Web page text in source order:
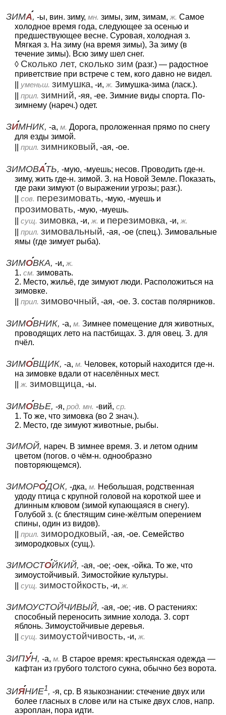
ЗИМА, -ы, вин. зиму, мн. зимы, зим, зимам, ж. Самое
холодное время года, следующее за осенью и
предшествующее весне. Суровая, холодная з.
Мягкая з. На зиму (на время зимы), За зиму (в
течение зимы). Всю зиму шел снег.
◊ Сколько лет, сколько зим (разг.) — радостное
приветствие при встрече с тем, кого давно не видел.
уменьш. зимушка, -и, ж. Зимушка-зима (ласк.).
прил. зимний, -яя, -ее. Зимние виды спорта. По-
зимнему (нареч.) одет.
ЗИМНИК, -а, м. Дорога, проложенная прямо по снегу
для езды зимой.
прил. зимниковый, -ая, -ое.
ЗИМОВАТЬ, -мую, -муешь; несов. Проводить где-н.
зиму, жить где-н. зимой. З. на Новой Земле. Показать,
где раки зимуют (о выражении угрозы; разг.).
сов. перезимовать, -мую, -муешь и
прозимовать, -мую, -муешь.
сущ. зимовка, -и, ж. и перезимовка, -и, ж.
прил. зимовальный, -ая, -ое (спец.). Зимовальные
ямы (где зимует рыба).
ЗИМОВКА, -и, ж.
1. см. зимовать.
2. Место, жильё, где зимуют люди. Расположиться на
зимовке.
прил. зимовочный, -ая, -ое. З. состав полярников.
ЗИМОВНИК, -а, м. Зимнее помещение для животных,
проводящих лето на пастбищах. З. для овец. З. для
пчёл.
ЗИМОВЩИК, -а, м. Человек, который находится где-н.
на зимовке вдали от населённых мест.
ж. зимовщица, -ы.
ЗИМОВЬЕ, -я, род. мн. -вий, ср.
1. То же, что зимовка (во 2 знач.).
2. Место, где зимуют животные, рыбы.
ЗИМОЙ, нареч. В зимнее время. З. и летом одним
цветом (погов. о чём-н. однообразно
повторяющемся).
ЗИМОРОДОК, -дка, м. Небольшая, родственная
удоду птица с крупной головой на короткой шее и
длинным клювом (зимой купающаяся в снегу).
Голубой з. (с блестящим сине-жёлтым оперением
спины, один из видов).
прил. зимородковый, -ая, -ое. Семейство
зимородковых (сущ.).
ЗИМОСТОЙКИЙ, -ая, -ое; -оек, -ойка. То же, что
зимоустойчивый. Зимостойкие культуры.
сущ. зимостойкость, -и, ж.
ЗИМОУСТОЙЧИВЫЙ, -ая, -ое; -ив. О растениях:
способный переносить зимние холода. З. сорт
яблонь. Зимоустойчивые деревья.
сущ. зимоустойчивость, -и, ж.
ЗИПУН, -а, м. В старое время: крестьянская одежда —
кафтан из грубого толстого сукна, обычно без ворота.
ЗИЯНИЕ1, -я, ср. В языкознании: стечение двух или
более гласных в слове или на стыке двух слов, напр.
аэроплан, пора идти.